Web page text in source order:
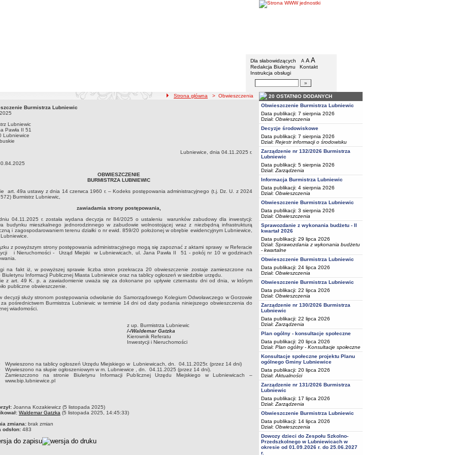
BIP - Urząd Miejski w Lubniewicach
Menu dodatkowe
Dla słabowidzących A pomniejsz czcionkę
A standardowy rozmiar czcionki
A
Redakcja Biuletynu
Kontakt
Instrukcja obsługi
Wyszukiwarka artykułów
ścieżka nawigacji
Strona główna > Obwieszczenia
Burmistrza Lubniewic05.11.2025
Burmistrza Lubniewic
Lubniewic
Pawła II 51
Lubniewice
lubuskie
Lubniewice, dnia 04.11.2025 r.
OBWIESZCZENIE
BURMISTRZA LUBNIEWIC
art. 49a ustawy z dnia 14 czerwca 1960 r. – Kodeks postępowania administracyjnego (t.j. Dz. U. z 2024
Burmistrz Lubniewic,
zawiadamia strony postępowania,
04.11.2025 r. została wydana decyzja nr 84/2025 o ustaleniu warunków zabudowy dla inwestycji:
budynku mieszkalnego jednorodzinnego w zabudowie wolnostojącej wraz z niezbędną infrastrukturą
i zagospodarowaniem terenu działki o nr ewid. 859/20 położonej w obrębie ewidencyjnym Lubniewice,
z powyższym strony postępowania administracyjnego mogą się zapoznać z aktami sprawy w Referacie
i Nieruchomości - Urząd Miejski w Lubniewicach, ul. Jana Pawła II 51 - pokój nr 10 w godzinach
na fakt iż, w powyższej sprawie liczba stron przekracza 20 obwieszczenie zostaje zamieszczone na
Biuletynu Informacji Publicznej Miasta Lubniewice oraz na tablicy ogłoszeń w siedzibie urzędu.
z art. 49 K. p. a zawiadomienie uważa się za dokonane po upływie czternastu dni od dnia, w którym
publiczne obwieszczenie.
decyzji służy stronom postępowania odwołanie do Samorządowego Kolegium Odwoławczego w Gorzowie
za pośrednictwem Burmistrza Lubniewic w terminie 14 dni od daty podania niniejszego obwieszczenia do
wiadomości.
z up. Burmistrza Lubniewic
/-/Waldemar Gatzka
Kierownik Referatu
Inwestycji i Nieruchomości
Wywieszono na tablicy ogłoszeń Urzędu Miejskiego w Lubniewicach, dn. 04.11.2025r. (przez 14 dni)
Wywieszono na słupie ogłoszeniowym w m. Lubniewice , dn. 04.11.2025 (przez 14 dni).
Zamieszczono na stronie Biuletynu Informacji Publicznej Urzędu Miejskiego w Lubniewicach –
www.bip.lubniewice.pl
Joanna Kozakiewicz (5 listopada 2025)
Waldemar Gatzka (5 listopada 2025, 14:45:33)
zmiana: brak zmian
odsłon: 483
20 OSTATNIO DODANYCH
Obwieszczenie Burmistrza Lubniewic
Data publikacji: 7 sierpnia 2026
Dział: Obwieszczenia
Decyzje środowiskowe
Data publikacji: 7 sierpnia 2026
Dział: Rejestr informacji o środowisku
Zarządzenie nr 132/2026 Burmistrza
Lubniewic
Data publikacji: 5 sierpnia 2026
Dział: Zarządzenia
Informacja Burmistrza Lubniewic
Data publikacji: 4 sierpnia 2026
Dział: Obwieszczenia
Obwieszczenie Burmistrza Lubniewic
Data publikacji: 3 sierpnia 2026
Dział: Obwieszczenia
Sprawozdanie z wykonania budżetu - II
kwartał 2026
Data publikacji: 29 lipca 2026
Dział: Sprawozdania z wykonania budżetu
- kwartalne
Obwieszczenie Burmistrza Lubniewic
Data publikacji: 24 lipca 2026
Dział: Obwieszczenia
Obwieszczenie Burmistrza Lubniewic
Data publikacji: 22 lipca 2026
Dział: Obwieszczenia
Zarządzenie nr 130/2026 Burmistrza
Lubniewic
Data publikacji: 22 lipca 2026
Dział: Zarządzenia
Plan ogólny - konsultacje społeczne
Data publikacji: 20 lipca 2026
Dział: Plan ogólny - Konsultacje społeczne
Konsultacje społeczne projektu Planu
ogólnego Gminy Lubniewice
Data publikacji: 20 lipca 2026
Dział: Aktualności
Zarządzenie nr 131/2026 Burmistrza
Lubniewic
Data publikacji: 17 lipca 2026
Dział: Zarządzenia
Obwieszczenie Burmistrza Lubniewic
Data publikacji: 14 lipca 2026
Dział: Obwieszczenia
Dowozy dzieci do Zespołu Szkolno-
Przedszkolnego w Lubniewicach w
okresie od 01.09.2026 r. do 25.06.2027
r.